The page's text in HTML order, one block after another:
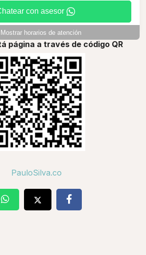
Mostrar horarios de atención
con asesor
página a través de código QR
PauloSilva.co